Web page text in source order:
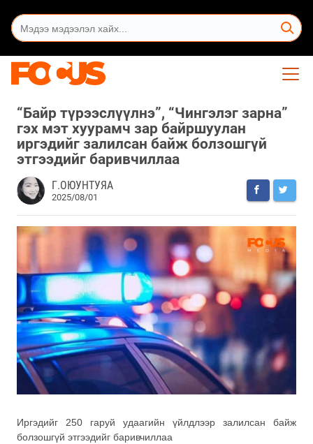
“Байр түрээслүүлнэ”, “Чингэлэг зарна”
гэх мэт хуурамч зар байршуулан
иргэдийг залилсан байж болзошгүй
этгээдийг баривчиллаа
Г.ОЮУНТУЯА
2025/08/01
Иргэдийг 250 гаруй удаагийн үйлдлээр залилсан байж
болзошгүй этгээдийг баривчиллаа